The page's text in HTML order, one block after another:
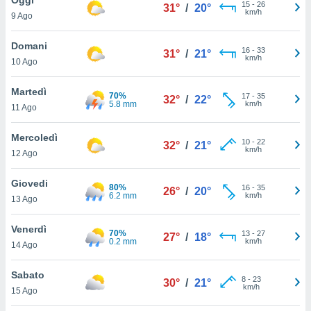
è
al sito
di
ci
di
il
un
la
nella
9 Ago
31° / 20° 15- 26
km/h
Domani
10 Ago
31° / 21° 16- 33
km/h
Martedì
11 Ago
70%
5.8 mm
32° / 22° 17- 35
km/h
Mercoledì
12 Ago
32° / 21° 10- 22
km/h
Giovedi
13 Ago
80%
6.2 mm
26° / 20° 16- 35
km/h
Venerdì
14 Ago
70%
0.2 mm
27° / 18° 13- 27
km/h
Sabato
15 Ago
30° / 21° 8- 23
km/h